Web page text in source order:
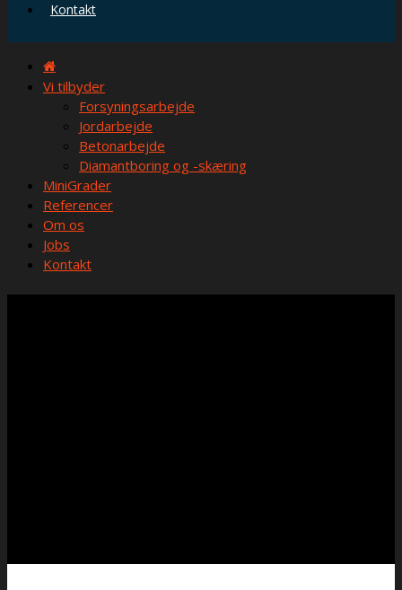
Kontakt
Vi tilbyder
Forsyningsarbejde
Jordarbejde
Betonarbejde
Diamantboring og -skæring
MiniGrader
Referencer
Om os
Jobs
Kontakt